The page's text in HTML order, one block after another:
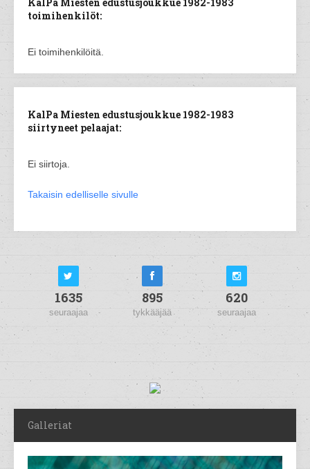
toimihenkilöt:
Ei toimihenkilöitä.
KalPa Miesten edustusjoukkue 1982-1983
siirtyneet pelaajat:
Ei siirtoja.
Takaisin edelliselle sivulle
1635
seuraajaa
895
tykkääjää
620
seuraajaa
Galleriat